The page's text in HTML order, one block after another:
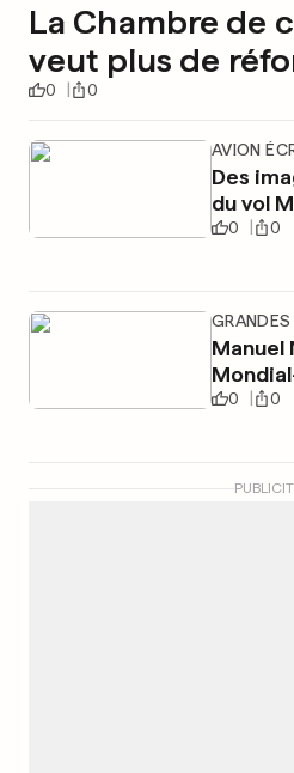
La Chambre de
veut plus de
0 0
AVION
Des
du vol
0 0
Manuel
0 0